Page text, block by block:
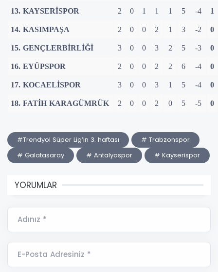
13. KAYSERİSPOR 2 0 1 1 1 5 -4 1
14. KASIMPAŞA 2 0 0 2 1 3 -2 0
15. GENÇLERBİRLİĞİ 3 0 0 3 2 5 -3 0
16. EYÜPSPOR 2 0 0 2 2 6 -4 0
17. KOCAELİSPOR 3 0 0 3 1 5 -4 0
18. FATİH KARAGÜMRÜK 2 0 0 2 0 5 -5 0
#Trendyol Süper Lig’in 3. haftası
# Trabzonspor
# Galatasaray
# Antalyaspor # Kayserispor
YORUMLAR
Adınız *
E-Posta Adresiniz *